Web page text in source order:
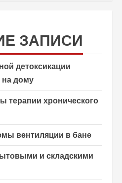
ЗАПИСИ
детоксикации
на дому
терапии хронического
вентиляции в бане
и складскими